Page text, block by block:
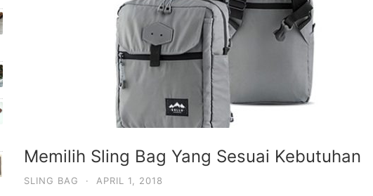
Memilih Sling Bag Yang Sesuai Kebutuhan
SLING BAG · APRIL 1, 2018